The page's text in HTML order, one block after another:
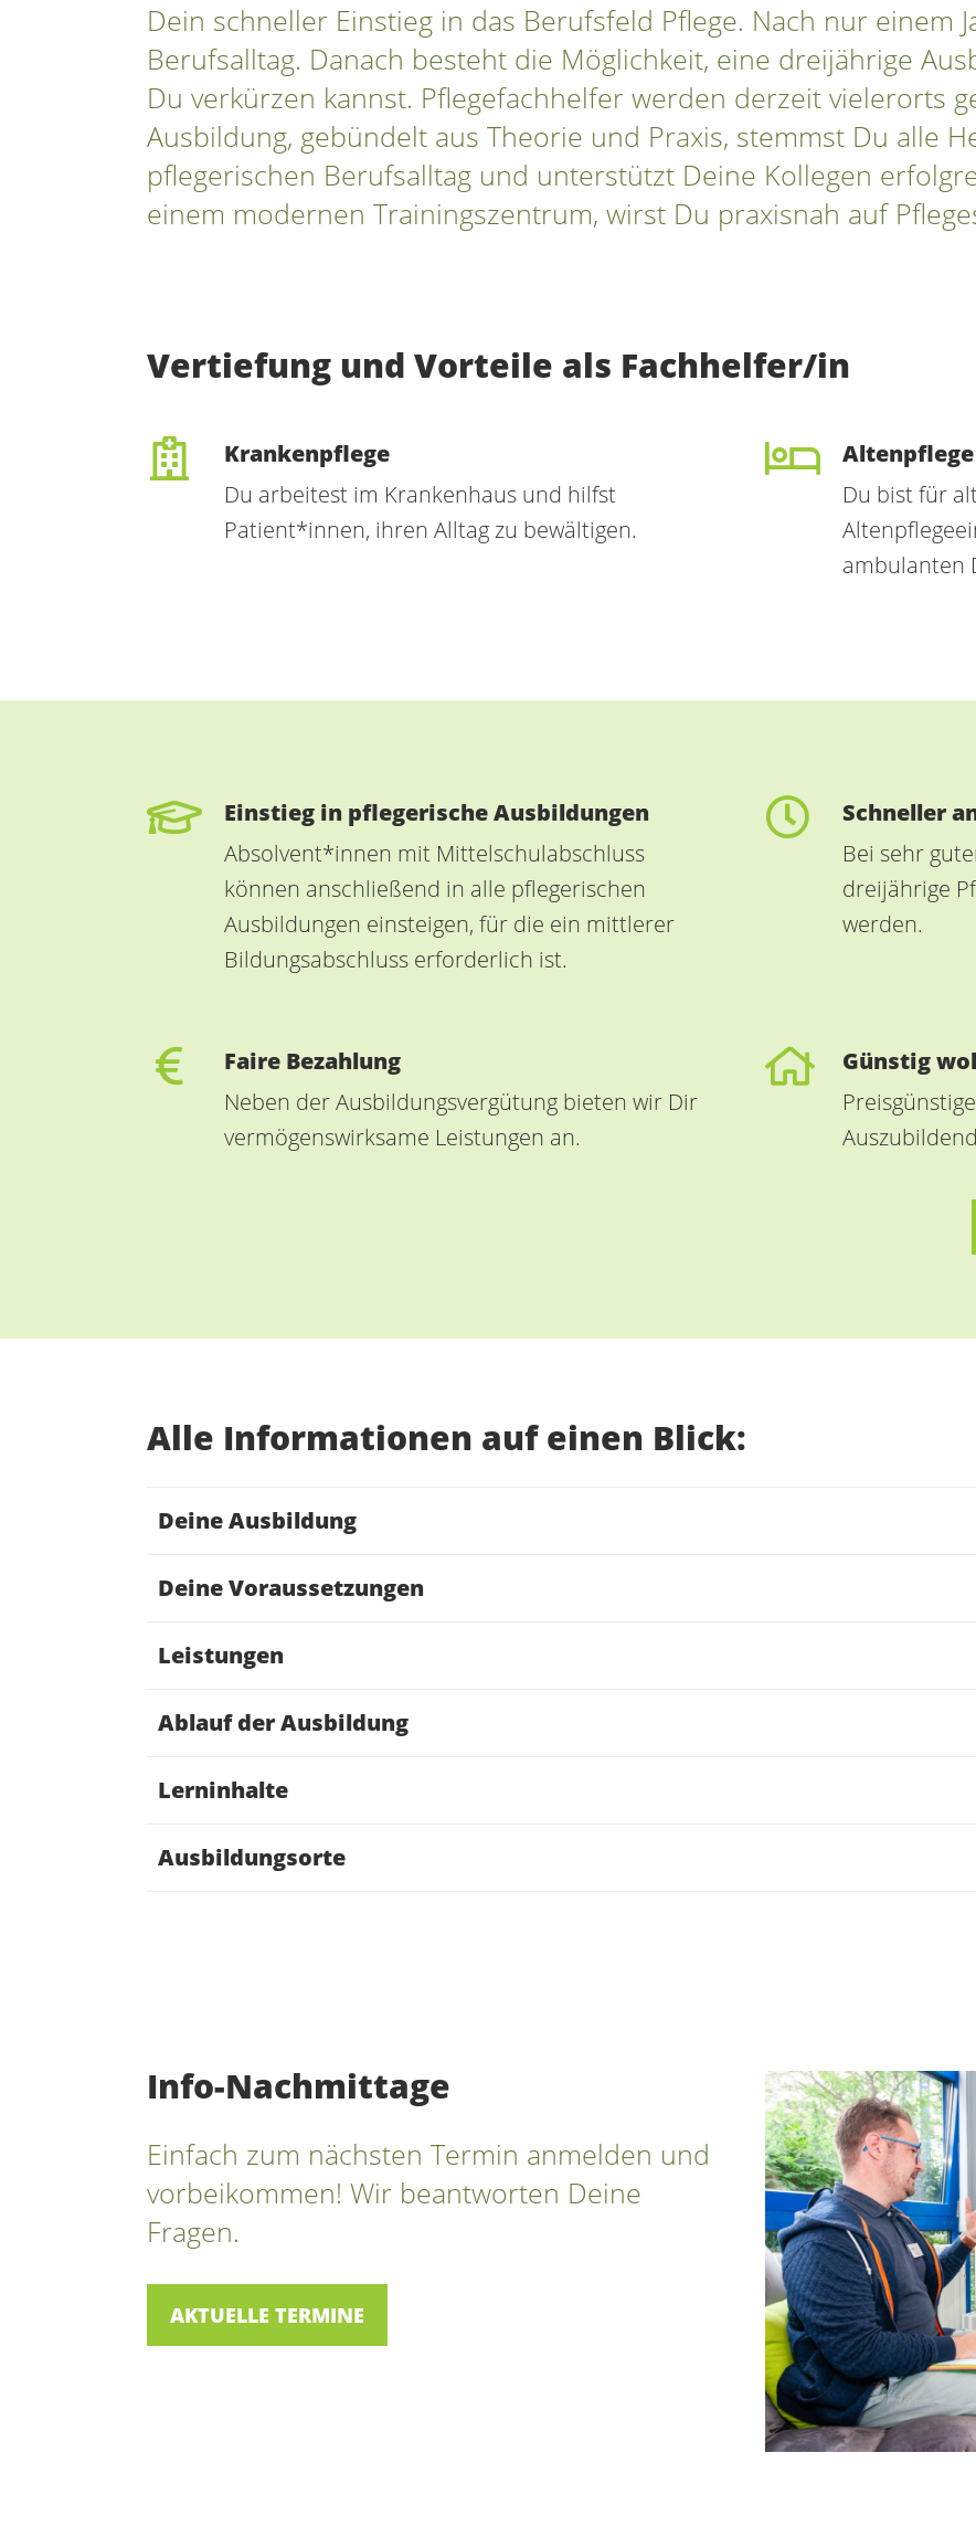
Dein schneller Einstieg in das Berufsfeld Pflege. Nach nur einem
Berufsalltag. Danach besteht die Möglichkeit, eine dreijährige
Du verkürzen kannst. Pflegefachhelfer werden derzeit vielerorts
Ausbildung, gebündelt aus Theorie und Praxis, stemmst Du alle
pflegerischen Berufsalltag und unterstützt Deine Kollegen
einem modernen Trainingszentrum, wirst Du praxisnah auf
Vertiefung und Vorteile als Fachhelfer/in
Krankenpflege
Du arbeitest im Krankenhaus und hilfst
Patient*innen, ihren Alltag zu bewältigen.
Altenpflege
Du bist für
ambulanten
Einstieg in pflegerische Ausbildungen
Absolvent*innen mit Mittelschulabschluss
können anschließend in alle pflegerischen
Ausbildungen einsteigen, für die ein mittlerer
Bildungsabschluss erforderlich ist.
Schneller
Bei sehr
dreijährige
werden.
Faire Bezahlung
Neben der Ausbildungsvergütung bieten wir Dir
vermögenswirksame Leistungen an.
Günstig
Alle Informationen auf einen Blick:
Deine Ausbildung
Deine Voraussetzungen
Leistungen
Ablauf der Ausbildung
Lerninhalte
Ausbildungsorte
Info-Nachmittage
Einfach zum nächsten Termin anmelden und
vorbeikommen! Wir beantworten Deine
Fragen.
AKTUELLE TERMINE